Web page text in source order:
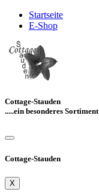
Startseite
E-Shop
Cottage-Stauden
.....ein besonderes Sortiment
Cottage-Stauden
X